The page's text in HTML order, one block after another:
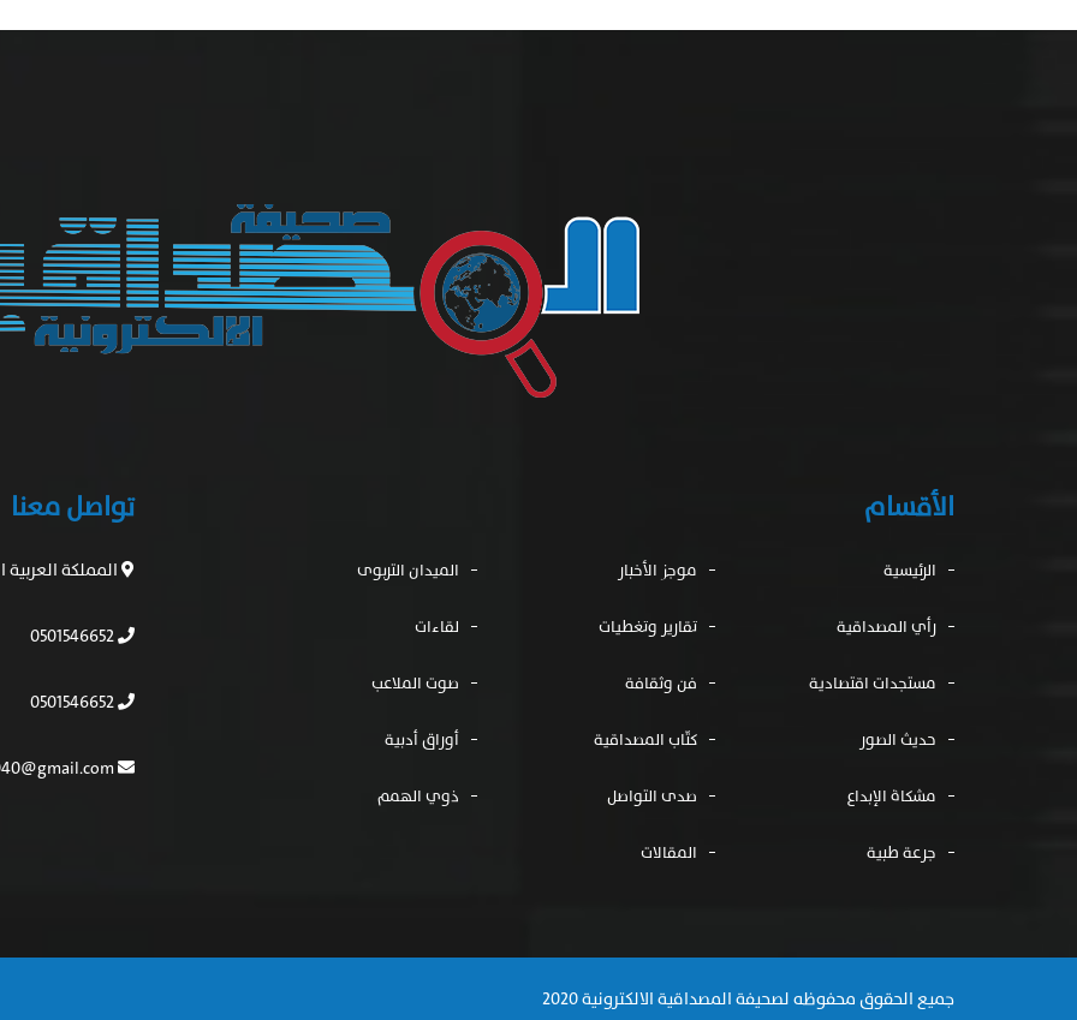
الأقسام
الرئيسية موجز الأخبار الميدان التربوى
رأي المصداقية تقارير وتغطيات لقاءات
مستجدات اقتصادية فن وثقافة صوت الملاعب
حديث الصور كتّاب المصداقية أوراق أدبية
مشكاة الإبداع صدى التواصل ذوي الهمم
جرعة طبية المقالات
تواصل معنا
المملكة
0501546652
0501546652
جميع الحقوق محفوظه لصحيفة المصداقية الالكترونية 2020